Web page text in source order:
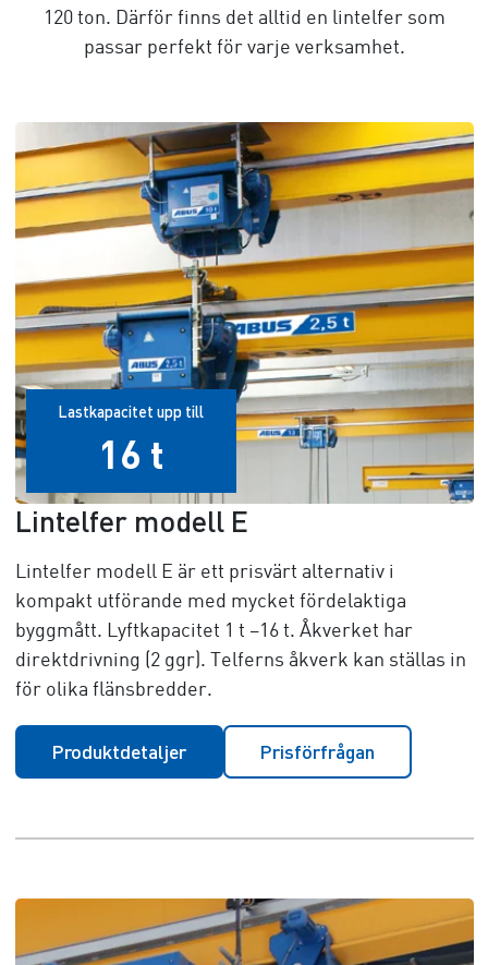
120 ton. Därför finns det alltid en lintelfer som
passar perfekt för varje verksamhet.
Lastkapacitet upp till
16 t
Lintelfer modell E
Lintelfer modell E är ett prisvärt alternativ i
kompakt utförande med mycket fördelaktiga
byggmått. Lyftkapacitet 1 t –16 t. Åkverket har
direktdrivning (2 ggr). Telferns åkverk kan ställas in
för olika flänsbredder.
Produktdetaljer Prisförfrågan